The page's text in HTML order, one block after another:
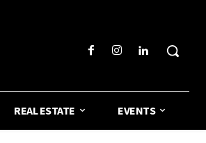
REAL ESTATE EVENTS